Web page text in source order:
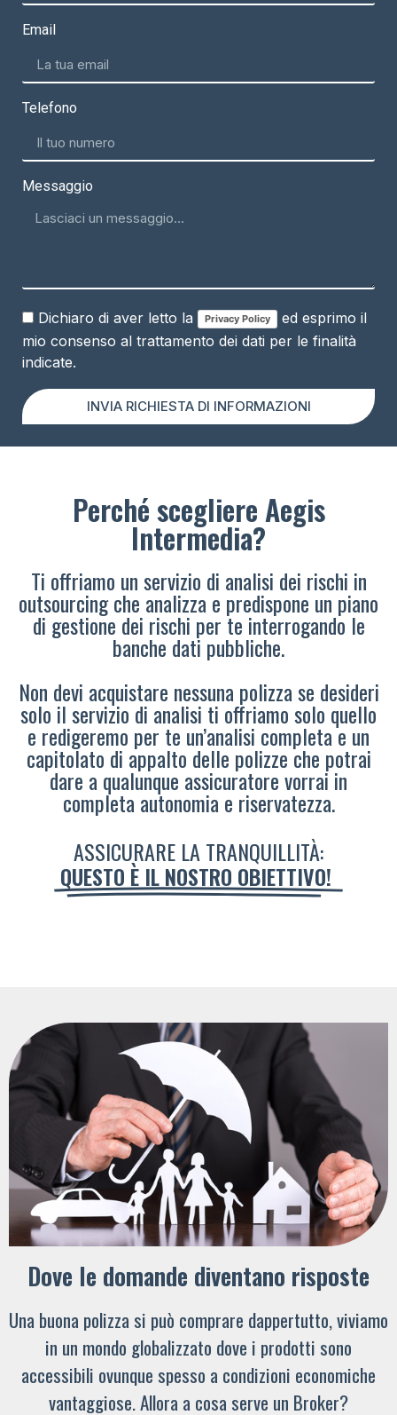
Email
Telefono
Messaggio
Dichiaro di aver letto la Privacy Policy
ed esprimo il
mio consenso al trattamento dei dati per le finalità
indicate.
INVIA RICHIESTA DI INFORMAZIONI
Perché scegliere Aegis
Intermedia?
Ti offriamo un servizio di analisi dei rischi in
outsourcing che analizza e predispone un piano
di gestione dei rischi per te interrogando le
banche dati pubbliche.
Non devi acquistare nessuna polizza se desideri
solo il servizio di analisi ti offriamo solo quello
e redigeremo per te un’analisi completa e un
capitolato di appalto delle polizze che potrai
dare a qualunque assicuratore vorrai in
completa autonomia e riservatezza.
ASSICURARE LA TRANQUILLITÀ:
QUESTO È IL NOSTRO OBIETTIVO!
Dove le domande diventano risposte
Una buona polizza si può comprare dappertutto, viviamo
in un mondo globalizzato dove i prodotti sono
accessibili ovunque spesso a condizioni economiche
vantaggiose. Allora a cosa serve un Broker?